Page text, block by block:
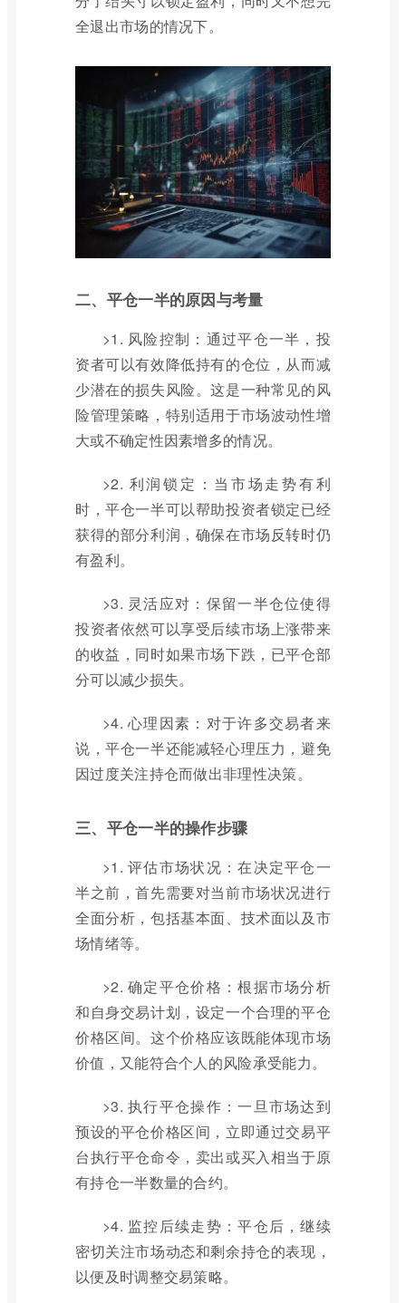
全退出市场的情况下。
二、平仓一半的原因与考量
>1. 风险控制：通过平仓一半，投
资者可以有效降低持有的仓位，从而减
少潜在的损失风险。这是一种常见的风
险管理策略，特别适用于市场波动性增
大或不确定性因素增多的情况。
>2. 利润锁定：当市场走势有利
时，平仓一半可以帮助投资者锁定已经
获得的部分利润，确保在市场反转时仍
有盈利。
>3. 灵活应对：保留一半仓位使得
投资者依然可以享受后续市场上涨带来
的收益，同时如果市场下跌，已平仓部
分可以减少损失。
>4. 心理因素：对于许多交易者来
说，平仓一半还能减轻心理压力，避免
因过度关注持仓而做出非理性决策。
三、平仓一半的操作步骤
>1. 评估市场状况：在决定平仓一
半之前，首先需要对当前市场状况进行
全面分析，包括基本面、技术面以及市
场情绪等。
>2. 确定平仓价格：根据市场分析
和自身交易计划，设定一个合理的平仓
价格区间。这个价格应该既能体现市场
价值，又能符合个人的风险承受能力。
>3. 执行平仓操作：一旦市场达到
预设的平仓价格区间，立即通过交易平
台执行平仓命令，卖出或买入相当于原
有持仓一半数量的合约。
>4. 监控后续走势：平仓后，继续
密切关注市场动态和剩余持仓的表现，
以便及时调整交易策略。